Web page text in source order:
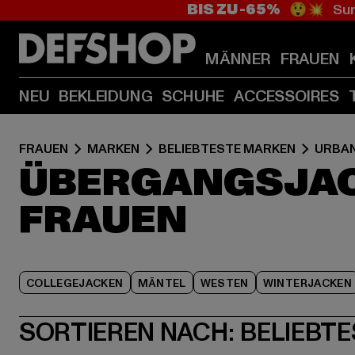
BIS ZU -65% 😲💥
MÄNNER FRAUEN
NEU BEKLEIDUNG SCHUHE ACCESSOIRES
FRAUEN MARKEN BELIEBTESTE MARKEN
FRAUEN
COLLEGEJACKEN MÄNTEL WESTEN WINTERJACKEN
SORTIEREN NACH: